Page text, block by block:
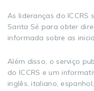
As lideranças do ICCRS
Santa Sé para obter
informada sobre as
Além disso, o serviço
do ICCRS e um
inglês, italiano,